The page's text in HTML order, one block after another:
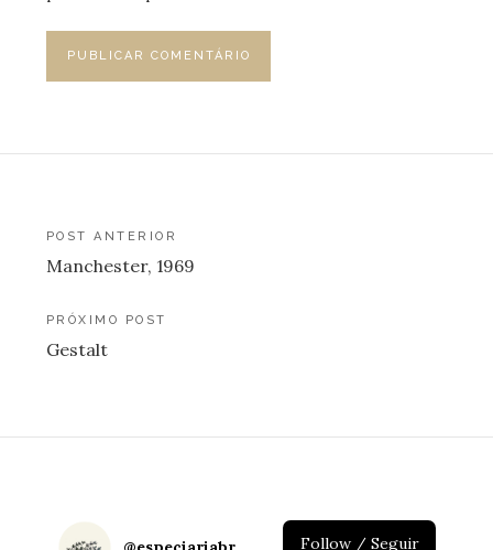
Navegação
de
Post
POST ANTERIOR
Manchester, 1969
PRÓXIMO POST
Gestalt
Follow / Seguir